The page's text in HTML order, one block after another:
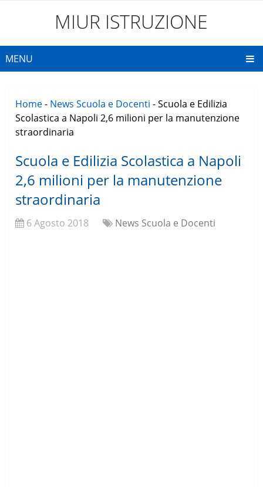
MIUR ISTRUZIONE
MENU
Home- News Scuola e Docenti -Scuola e Edilizia
Scolastica a Napoli 2,6 milioni per la manutenzione
straordinaria
Scuola e Edilizia Scolastica a Napoli
2,6 milioni per la manutenzione
straordinaria
6 Agosto 2018 News Scuola e Docenti